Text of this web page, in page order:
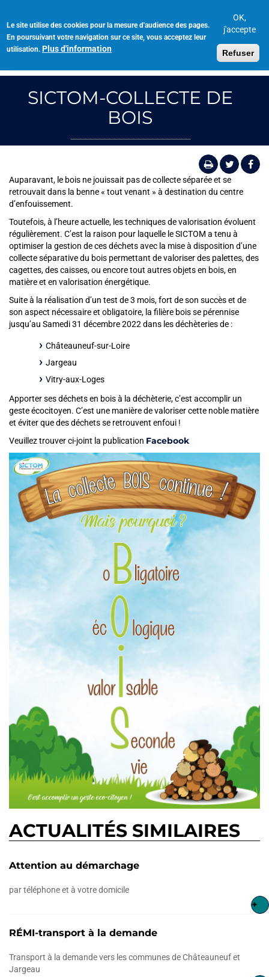
Le site utilise des cookies pour la mesure d'audience des pages.
En poursuivant votre navigation sur ce site, vous acceptez leur
utilisation. Plus d'information
OK,
j'accepte
Refuser
contenu
principal
SICTOM-COLLECTE DE
BOIS
Auparavant, le bois ne jouissait pas de collecte séparée et se
retrouvait dans la benne « tout venant » à destination du centre
d’enfouissement.
Toutefois, à l’heure actuelle, les techniques de valorisation évoluent
régulièrement. C’est la raison pour laquelle le SICTOM a tenu à
optimiser la gestion de ces déchets avec la mise à disposition d’une
collecte séparative du bois permettant de valoriser des palettes, des
cagettes, des caisses, ou encore tout autres objets en bois, en
matière et en valorisation énergétique.
Suite à la réalisation d’un test de 3 mois, fort de son succès et de
son aspect nécessaire et obligatoire, la filière bois se pérennise
jusqu’au Samedi 31 décembre 2022 dans les déchèteries de :
Châteauneuf-sur-Loire
Jargeau
Vitry-aux-Loges
Apporter ses déchets en bois à la déchèterie, c’est accomplir un
geste écocitoyen. C’est une manière de valoriser cette noble matière
et éviter que des déchets se retrouvent enfoui !
Veuillez trouver ci-joint la publication Facebook
ACTUALITÉS SIMILAIRES
Attention au démarchage
par téléphone et à votre domicile
+
RÉMI-transport à la demande
Transport à la demande vers les communes de Châteauneuf et
Jargeau